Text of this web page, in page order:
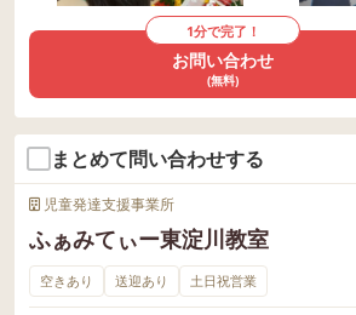
1分で完了！
お問い合わせ
(無料)
まとめて問い合わせする
児童発達支援事業所
ふぁみてぃー東淀川教室
空きあり 送迎あり 土日祝営業